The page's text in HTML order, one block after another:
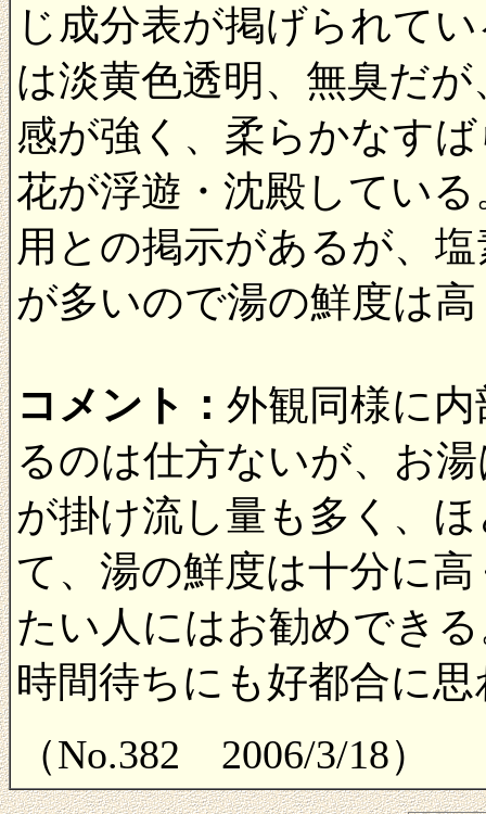
じ成分表が掲げられて
は淡黄色透明、無臭だ
感が強く、柔らかなす
花が浮遊・沈殿してい
用との掲示があるが、
が多いので湯の鮮度は
コメント： 外観同様に
るのは仕方ないが、お
が掛け流し量も多く、
て、湯の鮮度は十分に
たい人にはお勧めでき
時間待ちにも好都合に
（No.382 2006/3/18）